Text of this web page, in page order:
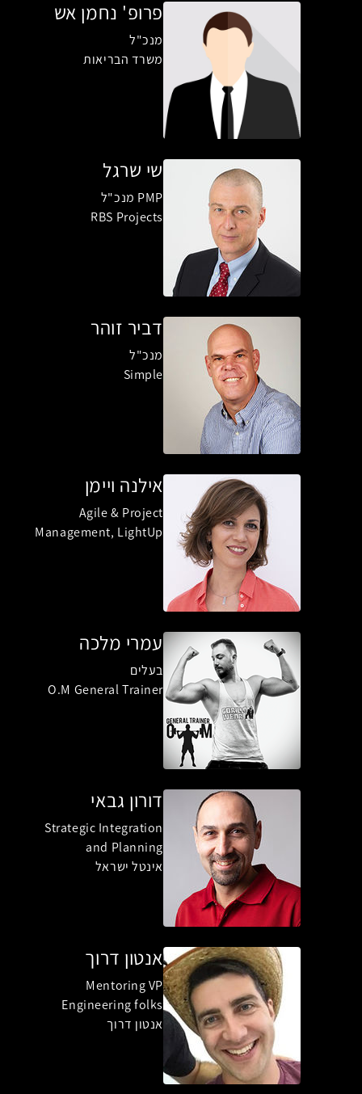
פרופ' נחמן אש
מנכ"ל
משרד הבריאות
שי שרגל
PMP מנכ"ל
RBS Projects
דביר זוהר
מנכ"ל
Simple
אילנה ויימן
Agile & Project
Management, LightUp
עמרי מלכה
בעלים
O.M General Trainer
דורון גבאי
Strategic Integration
and Planning
אינטל ישראל
אנטון דרוך
Mentoring VP
Engineering folks
אנטון דרוך